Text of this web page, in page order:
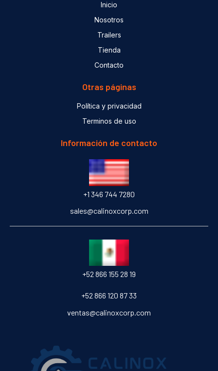
Inicio
Nosotros
Trailers
Tienda
Contacto
Otras páginas
Política y privacidad
Terminos de uso
Información de contacto
+1 346 744 7280
sales@calinoxcorp.com
‎+52 866 155 28 19
‎+52 866 120 87 33
ventas@calinoxcorp.com